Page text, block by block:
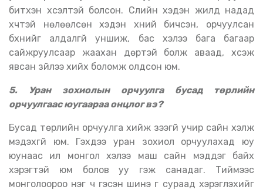
битүүхэн хүсэлтэй болсон. Сүүлийн хэдэн жилд надад
хүчтэй нөлөөлсөн хэдэн хүний бичсэн, орчуулсан
бүхнийг алдалгүй уншиж, бас хэлээ бага багаар
сайжруулсаар жаахан дөртэй болж аваад, хүсэж
явсан зүйлээ хийх боломж олдсон юм.
5. Уран зохиолын орчуулга бусад төрлийн
орчуулгаас юугаараа онцлог вэ?
Бусад төрлийн орчуулга хийж үзээгүй учир сайн хэлж
мэдэхгүй юм. Гэхдээ уран зохиол орчуулахад юу
юунаас илүү монгол хэлээ маш сайн мэддэг байх
хэрэгтэй юм болов уу гэж санадаг. Тиймээс
монголоороо нэг ч гэсэн шинэ үг сураад хэрэглэхийг